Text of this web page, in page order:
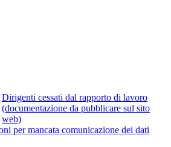
Dirigenti cessati dal rapporto di lavoro
(documentazione da pubblicare sul sito
web)
per mancata comunicazione dei dati